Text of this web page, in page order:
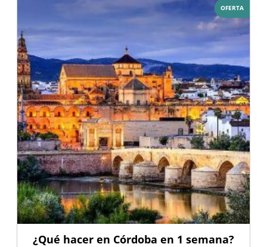
OFERTA
¿Qué hacer en Córdoba en 1 semana?